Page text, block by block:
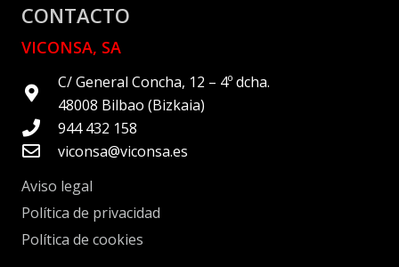
CONTACTO
VICONSA, SA
C/ General Concha, 12 – 4º dcha.
48008 Bilbao (Bizkaia)
944 432 158
viconsa@viconsa.es
Aviso legal
Política de privacidad
Política de cookies